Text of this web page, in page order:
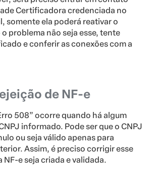
Certificadora credenciada no
somente ela poderá reativar o
problema não seja esse, tente
e conferir as conexões com a
de NF-e
508” ocorre quando há algum
informado. Pode ser que o CNPJ
ou seja válido apenas para
Assim, é preciso corrigir esse
NF-e seja criada e validada.